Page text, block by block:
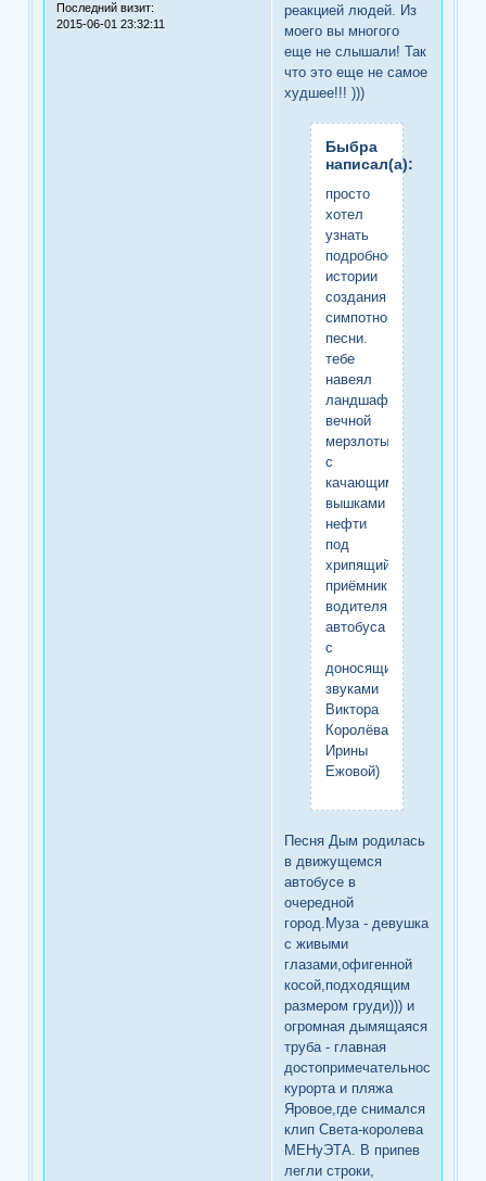
Последний визит:
2015-06-01 23:32:11
реакцией людей. Из
моего вы многого
еще не слышали! Так
что это еще не самое
худшее!!! )))
Быбра
написал(а):
просто
хотел
узнать
подробности
истории
создания
симпотной
песни.
тебе
навеял
ландшафт
вечной
мерзлоты
с
качающимися
вышками
нефти
под
хрипящий
приёмник
водителя
автобуса
с
доносящимися
звуками
Виктора
Королёва(или
Ирины
Ежовой)
Песня Дым родилась
в движущемся
автобусе в
очередной
город.Муза - девушка
с живыми
глазами,офигенной
косой,подходящим
размером груди))) и
огромная дымящаяся
труба - главная
достопримечательность
курорта и пляжа
Яровое,где снимался
клип Света-королева
МЕНуЭТА. В припев
легли строки,